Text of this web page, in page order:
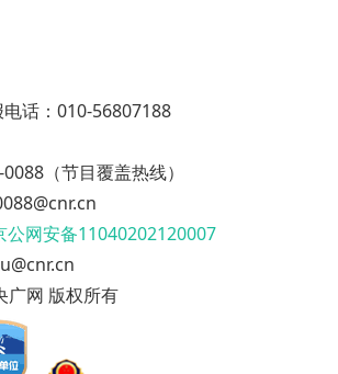
话：010-56807188
（节目覆盖热线）
公网安备11040202120007
广网 版权所有